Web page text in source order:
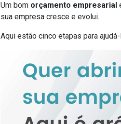
Um bom orçamento empresarial
sua empresa cresce e evolui.
Aqui estão cinco etapas para